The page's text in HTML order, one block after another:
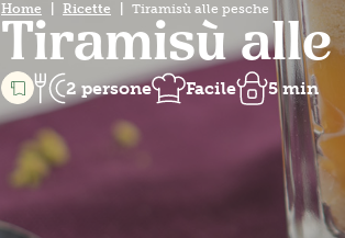
Home Ricette Tiramisù alle pesche
Tiramisù alle
2 persone Facile 5 min